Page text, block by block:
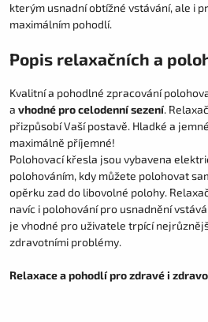
kterým usnadní obtížné vstávání, ale i
maximálním pohodlí.
Popis relaxačních a
Kvalitní a pohodlné zpracování
a vhodné pro celodenní sezení.
přizpůsobí Vaší postavě. Hladké a
maximálně příjemné!
Polohovací křesla jsou vybavena
polohováním, kdy můžete polohovat
opěrku zad do libovolné polohy.
navíc i polohování pro usnadnění
je vhodné pro uživatele trpící
zdravotními problémy.
Relaxace a pohodlí pro zdravé i